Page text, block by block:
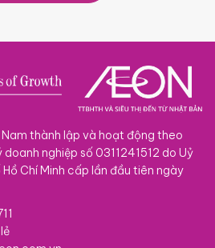
thành lập và hoạt động theo
nghiệp số 0311241512 do Uỷ
Chí Minh cấp lần đầu tiên ngày